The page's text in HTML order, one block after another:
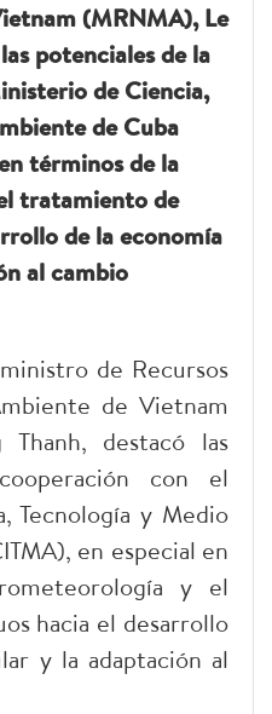
(MRNMA), Le
potenciales de la
de Ciencia,
de Cuba
términos de la
tratamiento de
de la economía
al cambio
de Recursos
de Vietnam
destacó las
con el
Tecnología y Medio
en especial en
y el
hacia el desarrollo
y la adaptación al